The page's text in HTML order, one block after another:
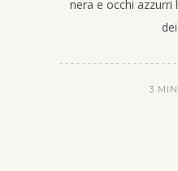
nera e occhi
3